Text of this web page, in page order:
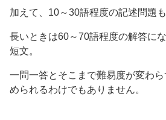
加えて、10～30語程度の記述問題も
長いときは60～70語程度の解答に
短文。
一問一答とそこまで難易度が変わ
められるわけでもありません。